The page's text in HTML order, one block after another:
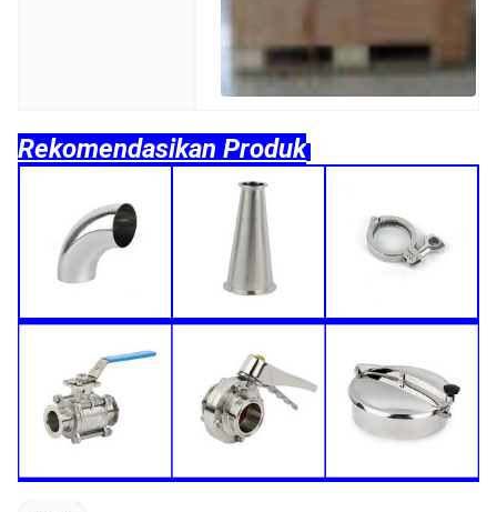
Rekomendasikan Produk